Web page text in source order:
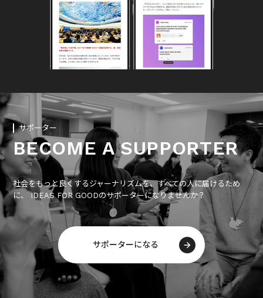
サポーター
BECOME A SUPPORTER
社会をもっと良くするジャーナリズムを、すべての人に届けるため
に、 IDEAS FOR GOODのサポーターになりませんか？
サポーターになる